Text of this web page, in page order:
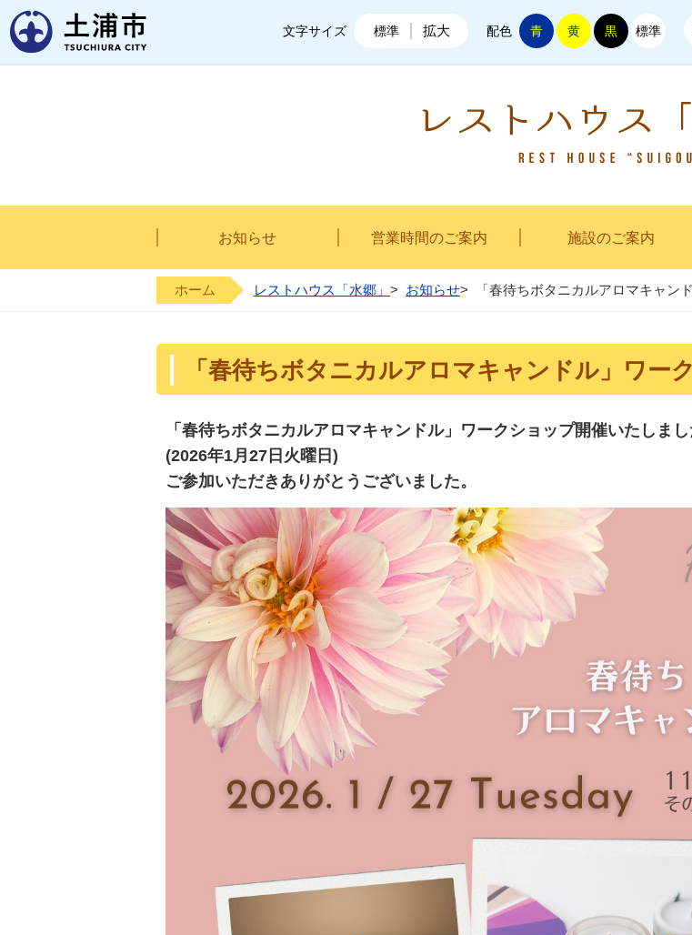
文字サイズ 標準 拡大 配色 青 黄 黒 標準
お知らせ 営業時間のご案内 施設のご案内
ホーム レストハウス「水郷」 > お知らせ> 「春待ちボタニカルアロマキャン
「春待ちボタニカルアロマキャンドル」ワー
「春待ちボタニカルアロマキャンドル」ワークショップ開催いたしまし
(2026年1月27日火曜日)
ご参加いただきありがとうございました。